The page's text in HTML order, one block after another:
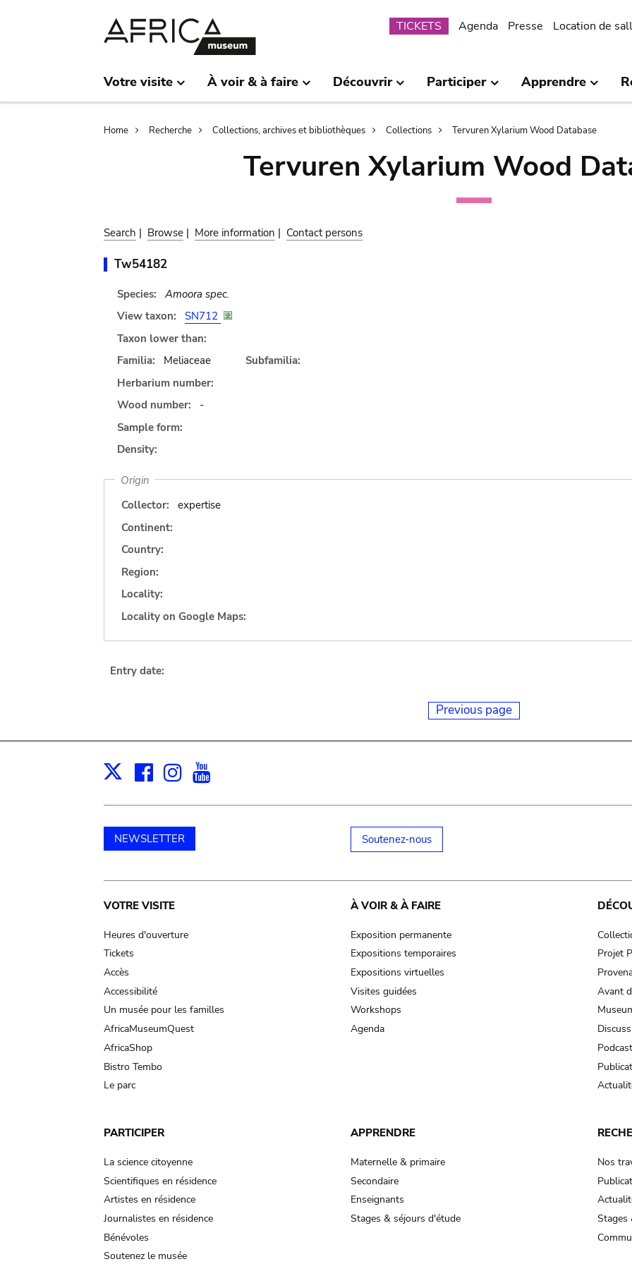
Submenu
TICKETS Agenda Presse Location de
Votre visite À voir & à faire Découvrir Participer Apprendre
Breadcrumb
Home Recherche Collections, archives et bibliothèques Collections Tervuren Xylarium Wood Database
Tervuren Xylarium Wood
Search | Browse | More information | Contact persons
Tw54182
Species:
Amoora spec.
View taxon:
SN712
Taxon lower than:
Familia:
Meliaceae
Subfamilia:
Herbarium number:
Wood number:
-
Sample form:
Density:
Origin
Collector:
expertise
Continent:
Country:
Region:
Locality:
Locality on Google Maps:
Entry date:
Previous page
X Facebook
Instagram
NEWSLETTER Soutenez-nous
Main
navigation
VOTRE VISITE
Heures d'ouverture
Tickets
Accès
Accessibilité
Un musée pour les familles
AfricaMuseumQuest
AfricaShop
Bistro Tembo
Le parc
À VOIR & À FAIRE
Exposition permanente
Expositions temporaires
Expositions virtuelles
Visites guidées
Workshops
Agenda
Projet
Avant
PARTICIPER
La science citoyenne
Scientifiques en résidence
Artistes en résidence
Journalistes en résidence
Bénévoles
Soutenez le musée
APPRENDRE
Maternelle & primaire
Secondaire
Enseignants
Stages & séjours d'étude
Nos
Stages